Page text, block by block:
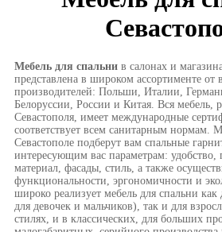
Мебель для спальни в салонах и
представлена в широком ассортименте
производителей: Польши, Италии,
Белоруссии, России и Китая. Вся мебель,
Севастополя, имеет международные
соответствует всем санитарным нормам.
Севастополе подберут вам спальные
интересующим вас параметрам: удобство,
материал, фасады, стиль, а также
функциональности, эргономичности и
широко реализует мебель для спальни как
для девочек и мальчиков), так и для
стилях, и в классических, для больших